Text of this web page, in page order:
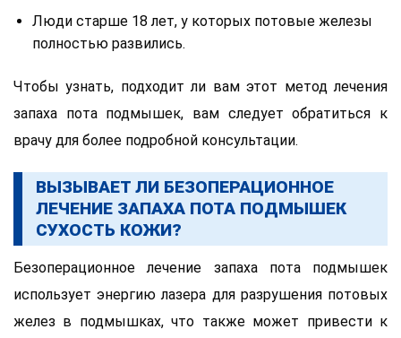
Люди старше 18 лет, у которых потовые железы
полностью развились.
Чтобы узнать, подходит ли вам этот метод лечения
запаха пота подмышек, вам следует обратиться к
врачу для более подробной консультации.
ВЫЗЫВАЕТ ЛИ БЕЗОПЕРАЦИОННОЕ
ЛЕЧЕНИЕ ЗАПАХА ПОТА ПОДМЫШЕК
СУХОСТЬ КОЖИ?
Безоперационное лечение запаха пота подмышек
использует энергию лазера для разрушения потовых
желез в подмышках, что также может привести к